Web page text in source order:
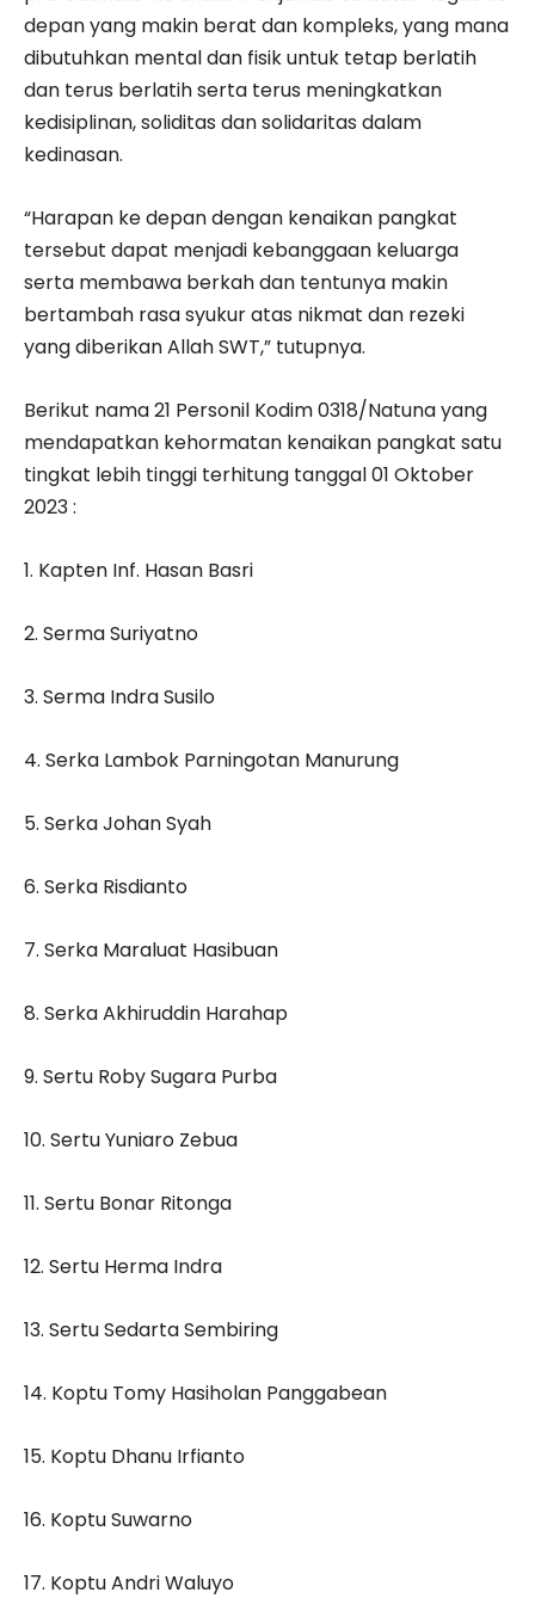
depan yang makin berat dan kompleks, yang mana
dibutuhkan mental dan fisik untuk tetap berlatih
dan terus berlatih serta terus meningkatkan
kedisiplinan, soliditas dan solidaritas dalam
kedinasan.
“Harapan ke depan dengan kenaikan pangkat
tersebut dapat menjadi kebanggaan keluarga
serta membawa berkah dan tentunya makin
bertambah rasa syukur atas nikmat dan rezeki
yang diberikan Allah SWT,” tutupnya.
Berikut nama 21 Personil Kodim 0318/Natuna yang
mendapatkan kehormatan kenaikan pangkat satu
tingkat lebih tinggi terhitung tanggal 01 Oktober
2023 :
1. Kapten Inf. Hasan Basri
2. Serma Suriyatno
3. Serma Indra Susilo
4. Serka Lambok Parningotan Manurung
5. Serka Johan Syah
6. Serka Risdianto
7. Serka Maraluat Hasibuan
8. Serka Akhiruddin Harahap
9. Sertu Roby Sugara Purba
10. Sertu Yuniaro Zebua
11. Sertu Bonar Ritonga
12. Sertu Herma Indra
13. Sertu Sedarta Sembiring
14. Koptu Tomy Hasiholan Panggabean
15. Koptu Dhanu Irfianto
16. Koptu Suwarno
17. Koptu Andri Waluyo